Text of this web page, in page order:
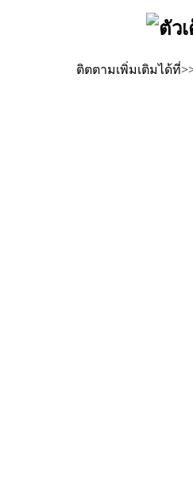
ติตตามเพิ่มเติมได้ที่